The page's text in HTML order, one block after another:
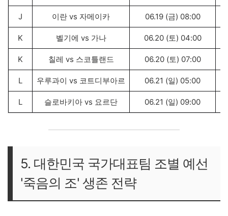
J 이란 vs 자메이카 06.19 (금) 08:00
K 벨기에 vs 가나 06.20 (토) 04:00
K 칠레 vs 스코틀랜드 06.20 (토) 07:00
L 우루과이 vs 코트디부아르 06.21 (일) 05:00
L 슬로바키아 vs 요르단 06.21 (일) 09:00
5. 대한민국 국가대표팀 조별 예선
'죽음의 조' 생존 전략